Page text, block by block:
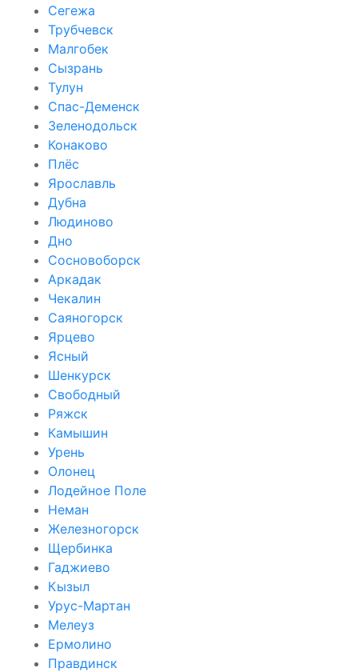
Сегежа
Трубчевск
Малгобек
Сызрань
Тулун
Спас-Деменск
Зеленодольск
Конаково
Плёс
Ярославль
Дубна
Людиново
Дно
Сосновоборск
Аркадак
Чекалин
Саяногорск
Ярцево
Ясный
Шенкурск
Свободный
Ряжск
Камышин
Урень
Олонец
Лодейное Поле
Неман
Железногорск
Щербинка
Гаджиево
Кызыл
Урус-Мартан
Мелеуз
Ермолино
Правдинск